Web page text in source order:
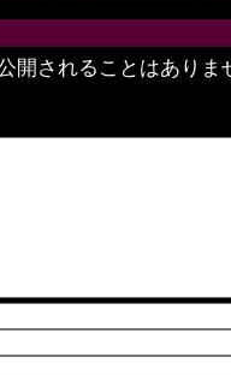
開されることはありま